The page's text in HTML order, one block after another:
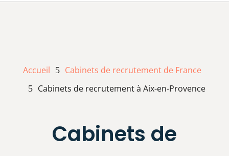
Accueil 5 Cabinets de recrutement de France
5 Cabinets de recrutement à Aix-en-Provence
Cabinets de